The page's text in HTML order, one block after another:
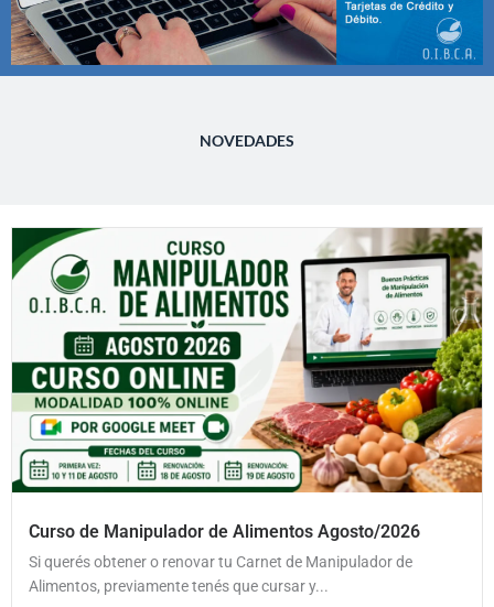
NOVEDADES
Curso de Manipulador de Alimentos Agosto/2026
Si querés obtener o renovar tu Carnet de Manipulador de
Alimentos, previamente tenés que cursar y...